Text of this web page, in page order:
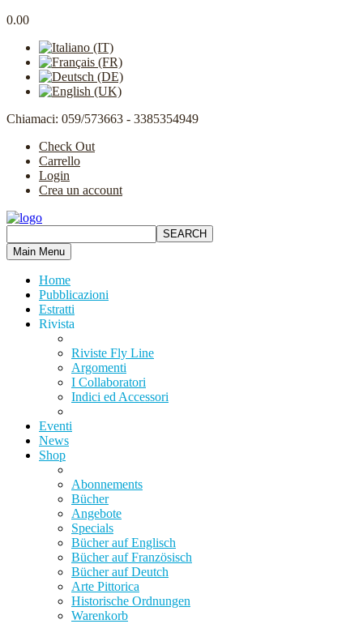
0.00
Chiamaci: 059/573663 - 3385354949
Check Out
Carrello
Login
Crea un account
Main Menu
Home
Pubblicazioni
Estratti
Rivista
Riviste Fly Line
Argomenti
I Collaboratori
Indici ed Accessori
Eventi
News
Shop
Abonnements
Bücher
Angebote
Specials
Bücher auf Englisch
Bücher auf Französisch
Bücher auf Deutch
Arte Pittorica
Historische Ordnungen
Warenkorb